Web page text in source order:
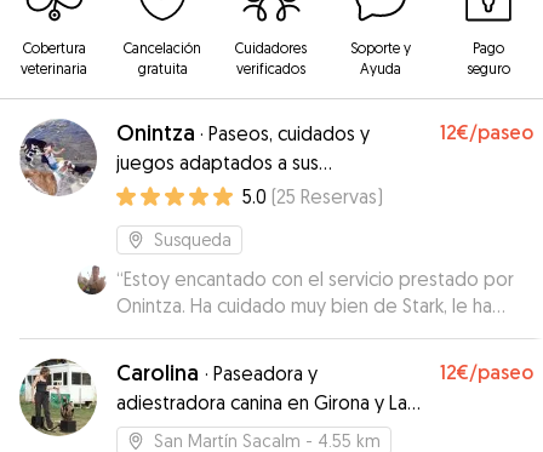
Cobertura
veterinaria
Cancelación
gratuita
Cuidadores
verificados
Soporte y
Ayuda
Pago
seguro
Onintza · Paseos, cuidados y
juegos adaptados a sus
necesidades
12€/paseo
5.0 (25 Reservas)
Susqueda
“Estoy encantado con el servicio prestado por
Onintza. Ha cuidado muy bien de Stark, le ha
dado largos paseos y ha estado en
comunicación conmigo constante. Muy
recomendable.”
Carolina · Paseadora y
adiestradora canina en Girona y La
Selva
12€/paseo
San Martín Sacalm - 4.55 km